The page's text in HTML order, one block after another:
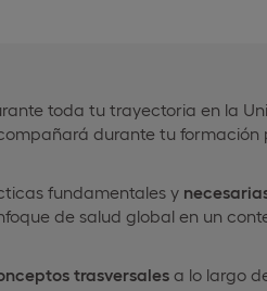
toda tu trayectoria en la
durante tu formación
fundamentales y
de salud global en un
trasversales a lo largo